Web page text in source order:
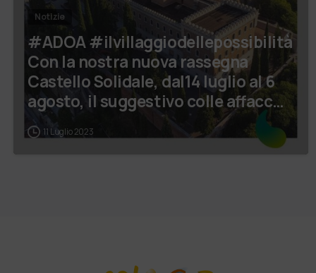
Notizie
#ADOA #ilvillaggiodellepossibilità
Con la nostra nuova rassegna
Castello Solidale, dal14 luglio al 6
agosto, il suggestivo colle affacc…
11 Luglio 2023